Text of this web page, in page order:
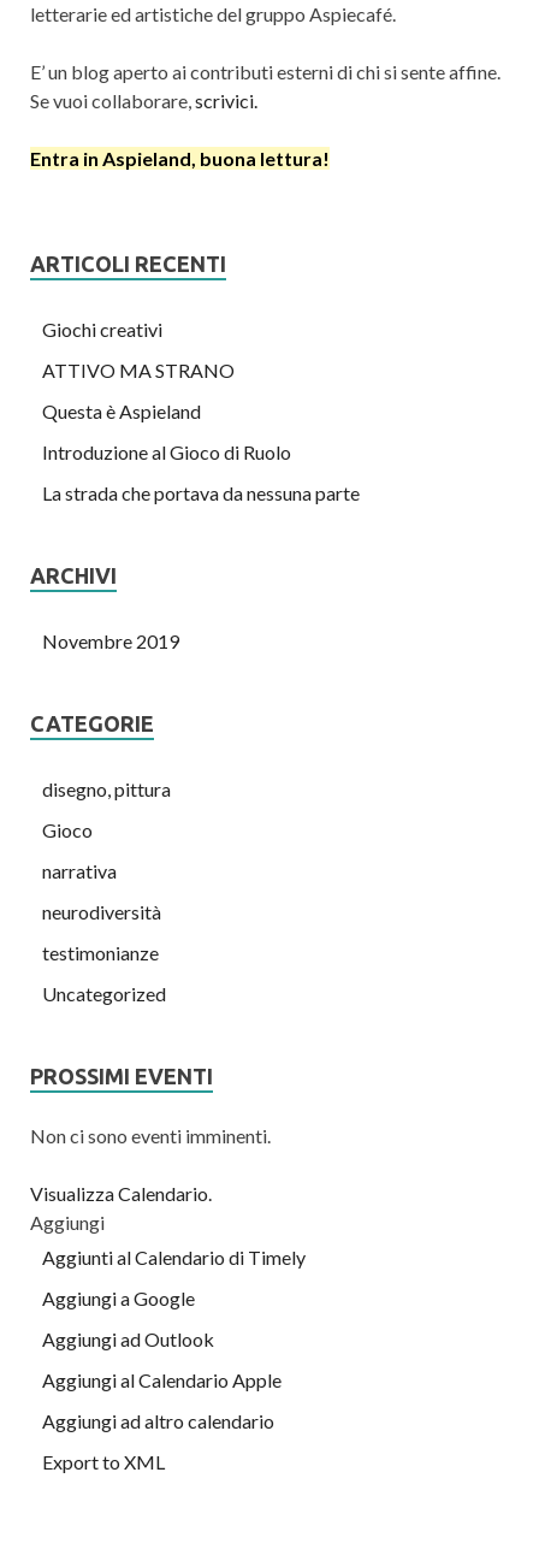
letterarie ed artistiche del gruppo Aspiecafé.
E’ un blog aperto ai contributi esterni di chi si sente affine.
Se vuoi collaborare,scrivici.
Entra in Aspieland, buona lettura!
ARTICOLI RECENTI
Giochi creativi
ATTIVO MA STRANO
Questa è Aspieland
Introduzione al Gioco di Ruolo
La strada che portava da nessuna parte
ARCHIVI
Novembre 2019
CATEGORIE
disegno, pittura
Gioco
narrativa
neurodiversità
testimonianze
Uncategorized
PROSSIMI EVENTI
Non ci sono eventi imminenti.
Visualizza Calendario.
Aggiungi
Aggiunti al Calendario di Timely
Aggiungi a Google
Aggiungi ad Outlook
Aggiungi al Calendario Apple
Aggiungi ad altro calendario
Export to XML